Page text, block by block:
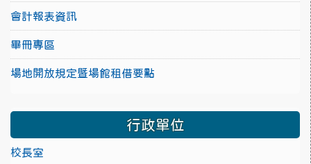
會計報表資訊
畢冊專區
場地開放規定暨場館租借要點
行政單位
校長室